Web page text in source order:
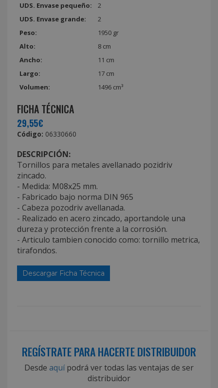
UDS. Envase pequeño:
2
UDS. Envase grande:
2
Peso:
1950 gr
Alto:
8 cm
Ancho:
11 cm
Largo:
17 cm
Volumen:
1496 cm³
FICHA TÉCNICA
29,55€
Código: 06330660
DESCRIPCIÓN:
Tornillos para metales avellanado pozidriv
zincado.
- Medida: M08x25 mm.
- Fabricado bajo norma DIN 965
- Cabeza pozodriv avellanada.
- Realizado en acero zincado, aportandole una
dureza y protección frente a la corrosión.
- Articulo tambien conocido como: tornillo metrica,
tirafondos.
Descargar Ficha Técnica
REGÍSTRATE PARA HACERTE DISTRIBUIDOR
Desde aquípodrá ver todas las ventajas de ser
distribuidor